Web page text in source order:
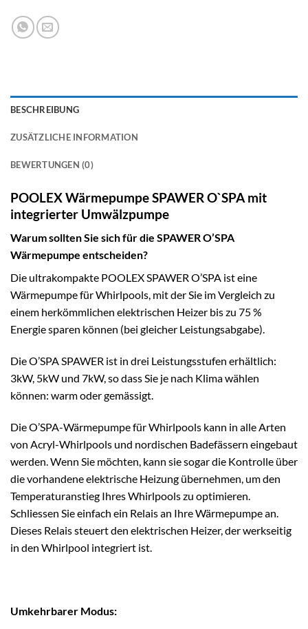
BESCHREIBUNG
ZUSÄTZLICHE INFORMATION
BEWERTUNGEN (0)
POOLEX Wärmepumpe SPAWER O`SPA mit
integrierter Umwälzpumpe
Warum sollten Sie sich für die SPAWER O’SPA
Wärmepumpe entscheiden?
Die ultrakompakte POOLEX SPAWER O’SPA ist eine
Wärmepumpe für Whirlpools, mit der Sie im Vergleich zu
einem herkömmlichen elektrischen Heizer bis zu 75 %
Energie sparen können (bei gleicher Leistungsabgabe).
Die O’SPA SPAWER ist in drei Leistungsstufen erhältlich:
3kW, 5kW und 7kW, so dass Sie je nach Klima wählen
können: warm oder gemässigt.
Die O’SPA-Wärmepumpe für Whirlpools kann in alle Arten
von Acryl-Whirlpools und nordischen Badefässern eingebaut
werden. Wenn Sie möchten, kann sie sogar die Kontrolle über
die vorhandene elektrische Heizung übernehmen, um den
Temperaturanstieg Ihres Whirlpools zu optimieren.
Schliessen Sie einfach ein Relais an Ihre Wärmepumpe an.
Dieses Relais steuert den elektrischen Heizer, der werkseitig
in den Whirlpool integriert ist.
Umkehrbarer Modus: